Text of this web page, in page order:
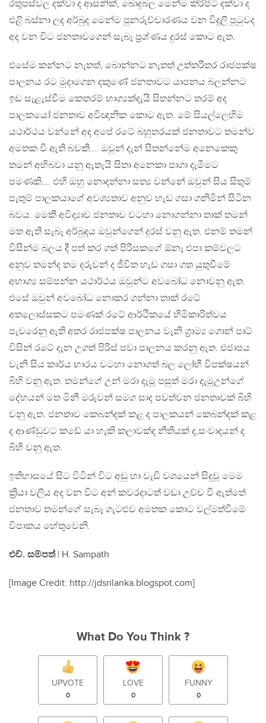
රතුපස්වල දක්වා ද ආසනික්, බොදුබල මෙන්ම කිරිපිටි දක්වා ද
එළි බස්නා ලද අර්බුද මෙන්ම පුනරුච්චාරණය වන විදුලි පුටුවද
අද වන විට ජනතාවගෙන් සැබෑ ප්‍රශ්ණය දුරස් කොට ඇත.
එසේම කන්නට නැතත්, බොන්නට නැතත් උත්තරීතර රාජපක්ෂ
පාලනය රට මුදාගෙන දකුණේ ජනතාවට යාපනය බලන්නට
ඉඩ සැළැස්වීම කෙතරම් භාග්‍යක්දැයි සිතන්නට තරම් අද
පාලකයෝ ජනතාව අවිඥානික කොට ඇත. මේ සියල්ලෙහිම
යථාර්ථය වන්නේ අද අපේ රටේ බහුතරයක් ජනතාවට තමන්ව
අමතක වී ඇති බවකි…. ඔවුන් දැන් සිතන්නේම අනෙකෙකු
තමන් අභිබවා යනු ඇතැයි සිතා අනෙකා පාගා දැමීමට
පමණකි…. එහි ඔහු නොදන්නා සත්‍ය වන්නේ ඔවුන් සිය සිතුම්
පැතුම් පාලකයාගේ අවශ්‍යතාව අනුව හැඩ ගසා ගනිමින් සිටින
බවය. මෙකී අවිද්‍යාව ජනතාව වටහා නොගන්නා තාක් තමන්
මත ඇති සැබෑ අර්බුදය ඔවුන්ගෙන් දුරස් වනු ඇත. එනම් තමන්
විසින්ම බලය දී පත් කර ගත් පිරිසකගේ ඕනෑ එපා කම්වලට
අනුව තමන්ද තම දරුවන් ද ජීවිත හැඩ ගසා ගත යුතුවීමේ
අභාග්‍ය සම්පන්න යථාර්ථය ඔවුන්ට අවබෝධ නොවනු ඇත.
එසේ ඔවුන් අවබෝධ නොකර ගන්නා තාක් රටේ
අතලොස්සකට පමණක් රටේ ආර්ථිකයේ හිමිකාරිත්වය
පැවරෙනු ඇති අතර රාජපක්ෂ පාලනය වැනි ග්‍රාම්‍ය ගොන් පාට්
විසින් රටේ දැන උගත් පිරිස් පවා පාලනය කරනු ඇත. එජාපය
වැනි සිය කාර්ය භාරය වටහා නොගත් බල ලෝභී විපක්ෂයන්
බිහි වනු ඇත. තමන්ගේ උන් මරා දැමූ පසුත් මරා දැමූඋන්ගේ
දේහයන් මත මිනී මරුවන් සමග සාද පවත්වන ජනතාවක් බිහි
වනු ඇත. ජනතාව කෙබන්දක් කළ ද පාලකයන් කෙබන්දක් කළ
ද ආණ්ඩුවට කඩේ යා හැකි කලාවක්ද නීතියක් ද,සංවාදයන් ද
බිහි වනු ඇත.
ඉතිහාසයේ සිට විටින් විට අඩු හා වැඩි වශයෙන් සිදුවූ මෙම
ක්‍රියා වලිය අද වන විට අන් කවරදාටත් වඩා උච්ච වී ඇත්තේ
ජනතාව තමන්ගේ සැබෑ ගැටළුව අමතක කොට වල්මත්වීමේ
විපාකය හේතුවෙනි.
එච්. සම්පත්| H. Sampath
[Image Credit: http://jdsrilanka.blogspot.com]
What Do You Think ?
UPVOTE
0
LOVE
0
FUNNY
0